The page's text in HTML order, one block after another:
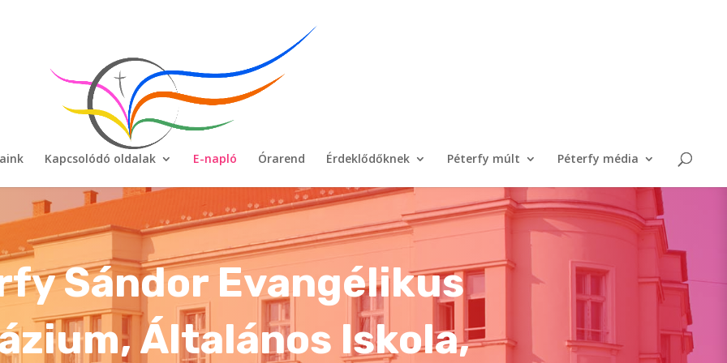
Kapcsolódó oldalak E-napló Órarend Érdeklődőknek Péterfy múlt Péterfy média
Sándor Evangélikus
Általános Iskola,